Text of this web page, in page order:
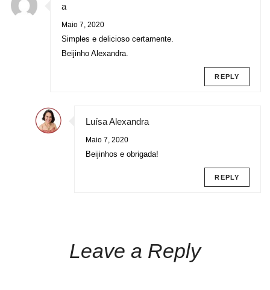
a
Maio 7, 2020
Simples e delicioso certamente.
Beijinho Alexandra.
REPLY
Luísa Alexandra
Maio 7, 2020
Beijinhos e obrigada!
REPLY
Leave a Reply